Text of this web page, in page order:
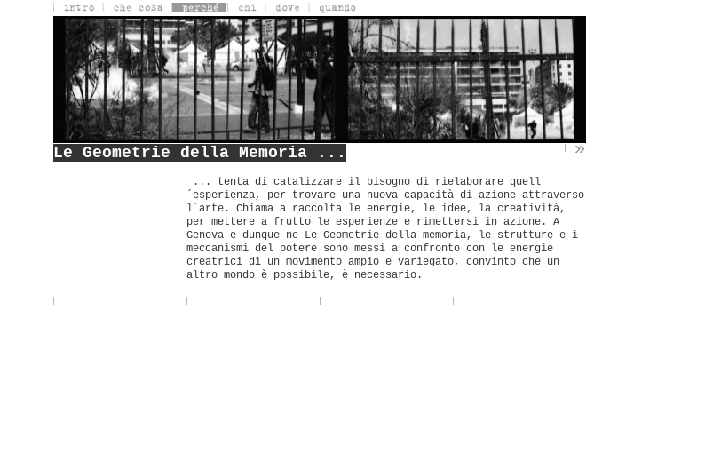
Le Geometrie della Memoria ...
... tenta di catalizzare il bisogno di rielaborare quell
´esperienza, per trovare una nuova capacità di azione attraverso
l´arte. Chiama a raccolta le energie, le idee, la creatività,
per mettere a frutto le esperienze e rimettersi in azione. A
Genova e dunque ne Le Geometrie della memoria, le strutture e i
meccanismi del potere sono messi a confronto con le energie
creatrici di un movimento ampio e variegato, convinto che un
altro mondo è possibile, è necessario.